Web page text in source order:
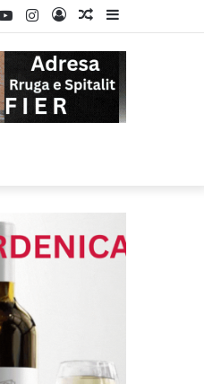
Sidebar
Random
Log
Instagram
YouTube